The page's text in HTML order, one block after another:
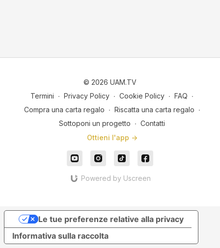
© 2026 UAM.TV
Termini ∙ Privacy Policy ∙ Cookie Policy ∙ FAQ ∙
Compra una carta regalo ∙ Riscatta una carta regalo ∙
Sottoponi un progetto ∙ Contatti
Ottieni l'app ->
Powered by Uscreen
Informativa sulla raccolta
Le tue preferenze relative alla privacy